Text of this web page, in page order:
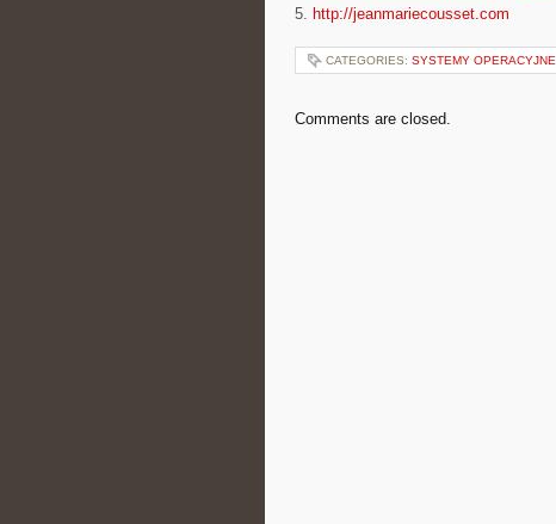
5. http://jeanmariecousset.com
CATEGORIES: SYSTEMY OPERACYJNE
Comments are closed.